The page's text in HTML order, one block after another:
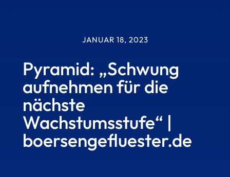
JANUAR 18, 2023
Pyramid: „Schwung
aufnehmen für die
nächste
Wachstumsstufe“ |
boersengefluester.de